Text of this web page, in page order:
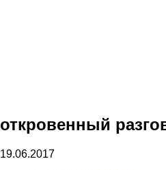
откровенный
19.06.2017